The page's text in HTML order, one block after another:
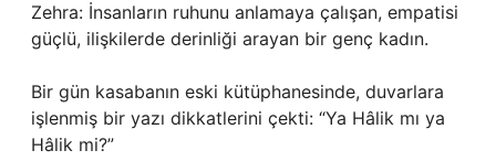
Zehra: İnsanların ruhunu anlamaya çalışan, empatisi
güçlü, ilişkilerde derinliği arayan bir genç kadın.
Bir gün kasabanın eski kütüphanesinde, duvarlara
işlenmiş bir yazı dikkatlerini çekti: “Ya Hâlik mı ya
Hâlik mi?”